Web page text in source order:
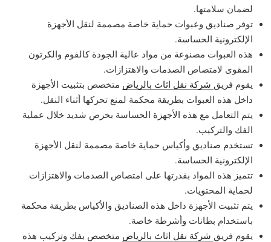
لضمان سلامتها.
توفر صناديق وعبوات حماية خاصة مصممة لنقل الأجهزة
الإلكترونية الحساسة.
هذه العبوات مصنوعة من مواد عالية الجودة كالفوم والكرتون
المقوى لامتصاص الصدمات والاهتزازات.
يقوم فريق شركة نقل اثاث بالرياض متخصص بتثبيت الأجهزة
داخل هذه العبوات بطريقة محكمة لمنع تحركها أثناء النقل.
يتم التعامل مع هذه الأجهزة الحساسة بحرص شديد خلال عملية
الفك والتركيب.
تستخدم صناديق وأكياس حماية خاصة مصممة لنقل الأجهزة
الإلكترونية الحساسة.
تتميز هذه المواد بقدرتها على امتصاص الصدمات والاهتزازات
لحماية المحتويات.
يتم تثبيت الأجهزة داخل هذه الصناديق والأكياس بطريقة محكمة
باستخدام بطانات وأشرطة خاصة.
يقوم فريق شركة نقل اثاث بالرياض متخصص بفك وتركيب هذه